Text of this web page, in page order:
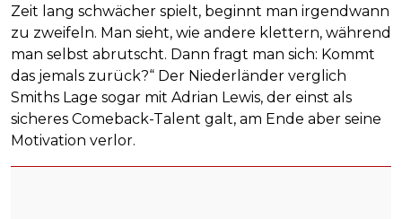
Zeit lang schwächer spielt, beginnt man irgendwann
zu zweifeln. Man sieht, wie andere klettern, während
man selbst abrutscht. Dann fragt man sich: Kommt
das jemals zurück?“ Der Niederländer verglich
Smiths Lage sogar mit Adrian Lewis, der einst als
sicheres Comeback-Talent galt, am Ende aber seine
Motivation verlor.